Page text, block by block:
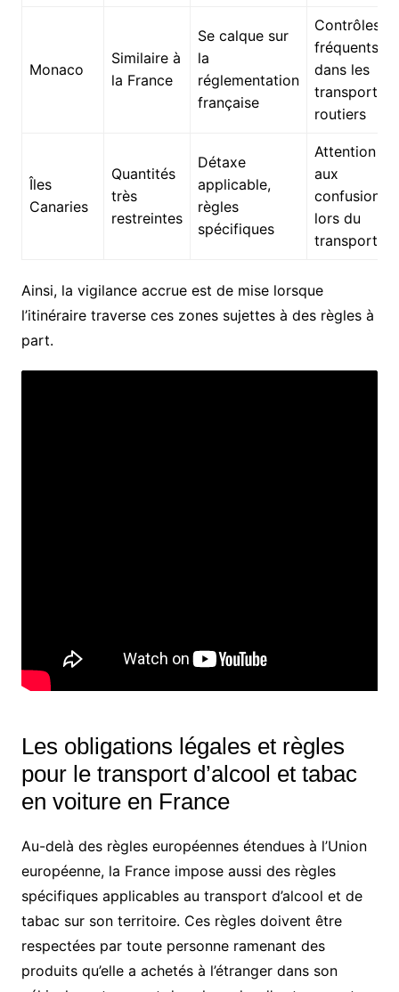
Monaco
Similaire à
la France
Se calque sur
la
réglementation
française
Contrôles
fréquents
dans les
transports
routiers
Îles
Canaries
Quantités
très
restreintes
Détaxe
applicable,
règles
spécifiques
Attention
aux
confusions
lors du
transport
Ainsi, la vigilance accrue est de mise lorsque
l’itinéraire traverse ces zones sujettes à des règles à
part.
Les obligations légales et règles
pour le transport d’alcool et tabac
en voiture en France
Au-delà des règles européennes étendues à l’Union
européenne, la France impose aussi des règles
spécifiques applicables au transport d’alcool et de
tabac sur son territoire. Ces règles doivent être
respectées par toute personne ramenant des
produits qu’elle a achetés à l’étranger dans son